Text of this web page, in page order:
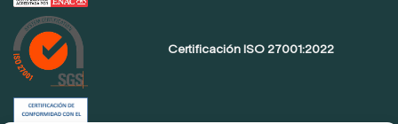
Certificación ISO 27001:2022